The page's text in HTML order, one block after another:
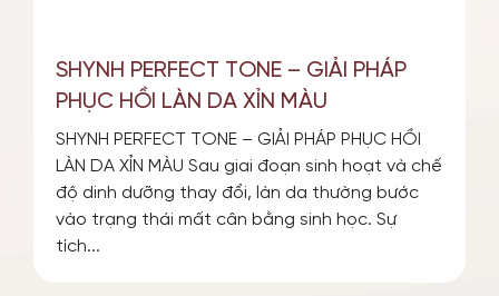
SHYNH PERFECT TONE – GIẢI PHÁP
PHỤC HỒI LÀN DA XỈN MÀU
SHYNH PERFECT TONE – GIẢI PHÁP PHỤC HỒI
LÀN DA XỈN MÀU Sau giai đoạn sinh hoạt và chế
độ dinh dưỡng thay đổi, làn da thường bước
vào trạng thái mất cân bằng sinh học. Sự
tích...